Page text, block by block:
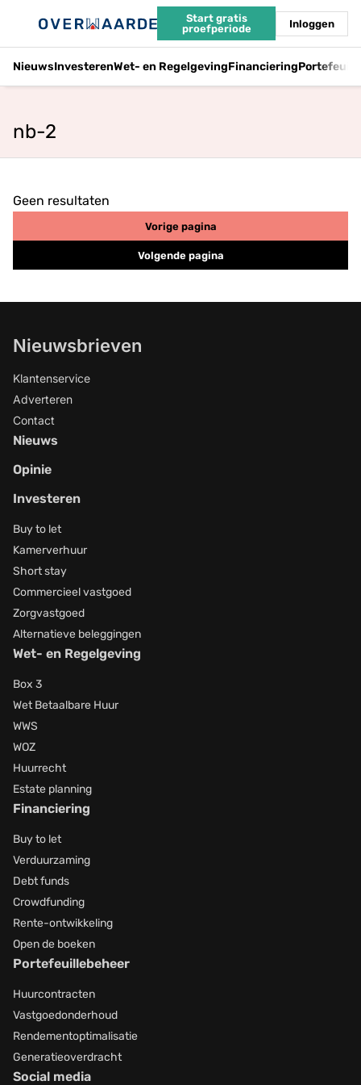
Start gratis
proefperiode
Inloggen
NieuwsInvesterenWet- en RegelgevingFinanciering
nb-2
Geen resultaten
Vorige pagina
Volgende pagina
Nieuwsbrieven
Klantenservice
Adverteren
Contact
Nieuws
Opinie
Investeren
Buy to let
Kamerverhuur
Short stay
Commercieel vastgoed
Zorgvastgoed
Alternatieve beleggingen
Wet- en Regelgeving
Box 3
Wet Betaalbare Huur
WWS
WOZ
Huurrecht
Estate planning
Financiering
Buy to let
Verduurzaming
Debt funds
Crowdfunding
Rente-ontwikkeling
Open de boeken
Portefeuillebeheer
Huurcontracten
Vastgoedonderhoud
Rendementoptimalisatie
Generatieoverdracht
Social media